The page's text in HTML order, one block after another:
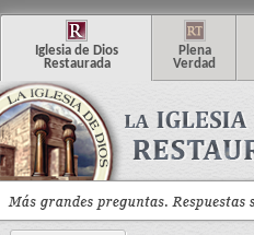
glesia de Dios
Restaurada
Plena
Verdad